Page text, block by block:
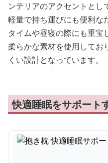
ンテリアのアクセントとし
軽量で持ち運びにも便利な
タイムや昼寝の際にも重宝
柔らかな素材を使用してお
くい設計となっています。
快適睡眠をサポート